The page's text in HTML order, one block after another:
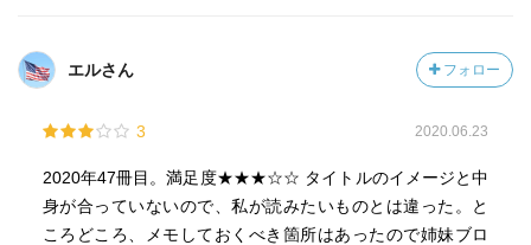
チャレンジャーバンク N26「世界一愛される銀行」
GAFAに勝る銀行の顧客本人の身元確認技術
全ての人へ法的アイデンティティー ；SDGs
生体認証とブロックチェーンで実現？
エルさん フォロー
3 2020.06.23
2020年47冊目。満足度★★★☆☆ タイトルのイメージと中
身が合っていないので、私が読みたいものとは違った。と
ころどころ、メモしておくべき箇所はあったので姉妹ブロ